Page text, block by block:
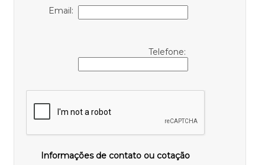
Email:
Telefone:
Informações de contato ou cotação